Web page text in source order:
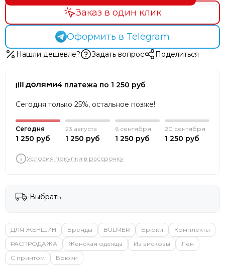
Заказ в один клик
Оформить в Telegram
Нашли дешевле? Задать вопрос Поделиться
4 платежа по 1 250 руб
Сегодня только 25%, остальное позже!
Сегодня
1 250 руб
23 августа
1 250 руб
6 сентября
1 250 руб
20 сентября
1 250 руб
Условия покупки в рассрочку
Выбрать
ДЛЯ ЖЕНЩИН Бренды BULMER Брюки
Комплекты
РАСПРОДАЖА
Женская одежда Из вискозы
Лен
С принтом
Брюки